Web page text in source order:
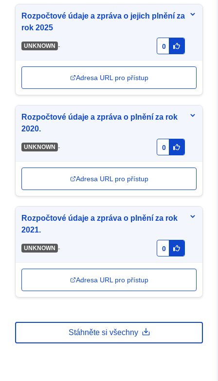
Rozpočtové údaje a zpráva o jejich plnění za
rok 2025
UNKNOWN - 0
Adresa URL pro přístup
Rozpočtové údaje a zpráva o plnění za rok
2020.
UNKNOWN - 0
Adresa URL pro přístup
Rozpočtové údaje a zpráva o plnění za rok
2021.
UNKNOWN - 0
Adresa URL pro přístup
Stáhněte si všechny